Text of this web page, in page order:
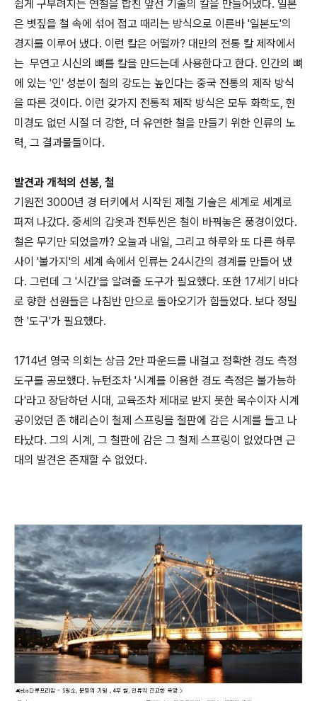
쉽게 구부려지는 연철을 합친 앞선 기술의 칼을 만들어냈다. 일본
은 볏짚을 철 속에 섞어 접고 때리는 방식으로 이른바 '일본도'의
경지를 이루어 냈다. 이런 칼은 어떨까? 대만의 전통 칼 제작에서
는 무연고 시신의 뼈를 칼을 만드는데 사용한다고 한다. 인간의 뼈
에 있는 '인' 성분이 철의 강도는 높인다는 중국 전통의 제작 방식
을 따른 것이다. 이런 갖가지 전통적 제작 방식은 모두 화학도, 현
미경도 없던 시절 더 강한, 더 유연한 철을 만들기 위한 인류의 노
력, 그 결과물들이다.
발견과 개척의 선봉, 철
기원전 3000년 경 터키에서 시작된 제철 기술은 세계로 세계로
퍼져 나갔다. 중세의 갑옷과 전투씬은 철이 바꿔놓은 풍경이었다.
철은 무기만 되었을까? 오늘과 내일, 그리고 하루와 또 다른 하루
사이 '불가지'의 세계 속에서 인류는 24시간의 경계를 만들어 냈
다. 그런데 그 '시간'을 알려줄 도구가 필요했다. 또한 17세기 바다
로 향한 선원들은 나침반 만으로 돌아오기가 힘들었다. 보다 정밀
한 '도구'가 필요했다.
1714년 영국 의회는 상금 2만 파운드를 내걸고 정확한 경도 측정
도구를 공모했다. 뉴턴조차 '시계를 이용한 경도 측정은 불가능하
다'라고 장담하던 시대, 교육조차 제대로 받지 못한 목수이자 시계
공이었던 존 해리슨이 철제 스프링을 철판에 감은 시계를 들고 나
타났다. 그의 시계, 그 철판에 감은 그 철제 스프링이 없었다면 근
대의 발견은 존재할 수 없었다.